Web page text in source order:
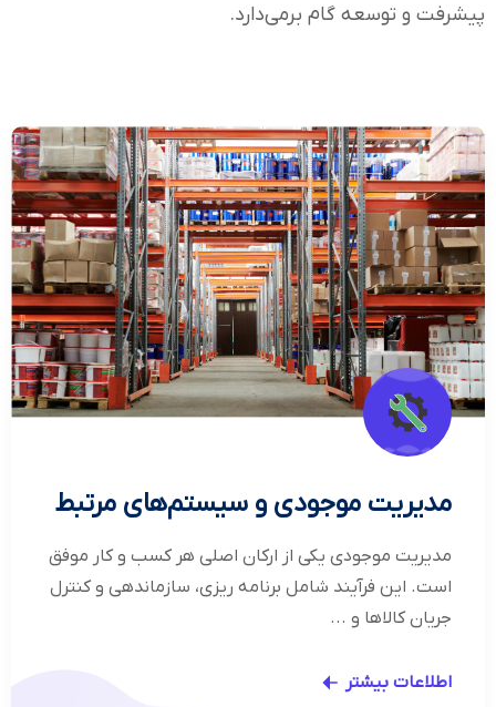
پیشرفت و توسعه گام برمی‌دارد.
مديريت موجودي و سيستم‌هاي مرتبط
مدیریت موجودی یکی از ارکان اصلی هر کسب و کار موفق
است. این فرآیند شامل برنامه ریزی، سازماندهی و کنترل
جریان کالاها و ...
اطلاعات بیشتر